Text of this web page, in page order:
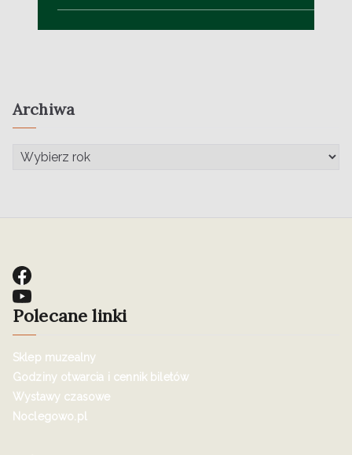
Archiwa
Polecane linki
Sklep muzealny
Godziny otwarcia i cennik biletów
Wystawy czasowe
Noclegowo.pl